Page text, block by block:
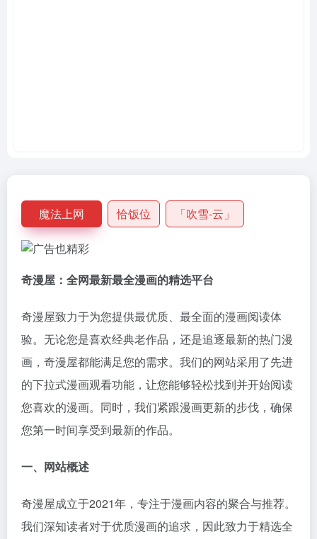
魔法上网 恰饭位 「吹雪-云」
奇漫屋：全网最新最全漫画的精选平台
奇漫屋致力于为您提供最优质、最全面的漫画阅读体
验。无论您是喜欢经典老作品，还是追逐最新的热门漫
画，奇漫屋都能满足您的需求。我们的网站采用了先进
的下拉式漫画观看功能，让您能够轻松找到并开始阅读
您喜欢的漫画。同时，我们紧跟漫画更新的步伐，确保
您第一时间享受到最新的作品。
一、网站概述
奇漫屋成立于2021年，专注于漫画内容的聚合与推荐。
我们深知读者对于优质漫画的追求，因此致力于精选全